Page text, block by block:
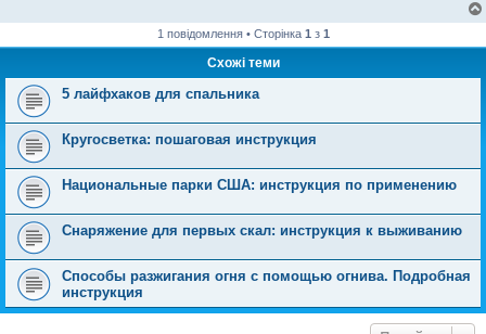
1 повідомлення • Сторінка 1 з 1
Схожі теми
5 лайфхаков для спальника
Кругосветка: пошаговая инструкция
Национальные парки США: инструкция по применению
Снаряжение для первых скал: инструкция к выживанию
Способы разжигания огня с помощью огнива. Подробная
инструкция